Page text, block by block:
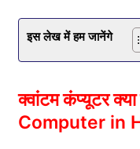
इस लेख में हम जानेंगे
क्वांटम कंप्यूटर
Computer in